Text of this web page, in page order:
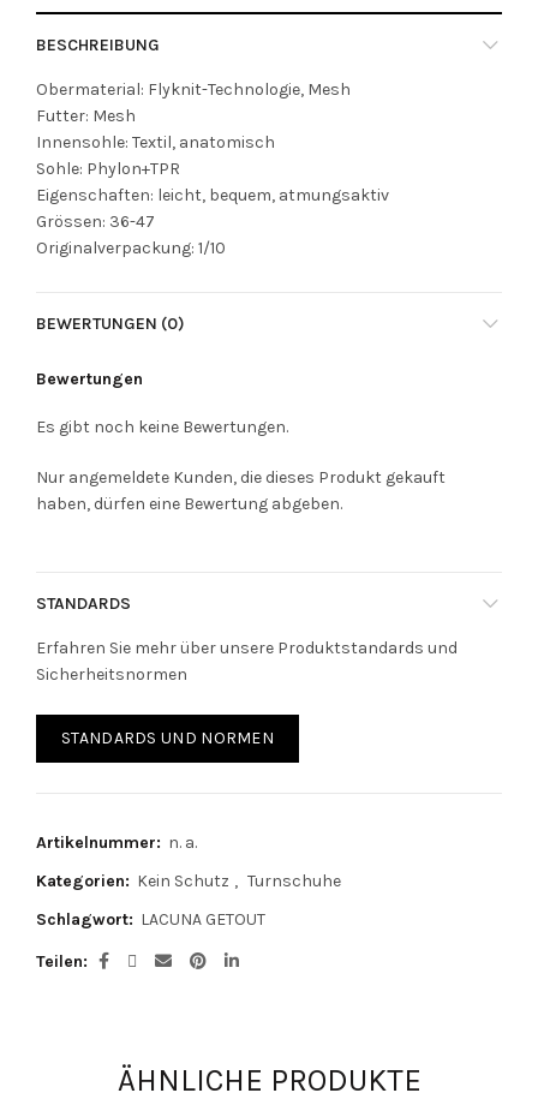
BESCHREIBUNG
Obermaterial: Flyknit-Technologie, Mesh
Futter: Mesh
Innensohle: Textil, anatomisch
Sohle: Phylon+TPR
Eigenschaften: leicht, bequem, atmungsaktiv
Grössen: 36-47
Originalverpackung: 1/10
BEWERTUNGEN (0)
Bewertungen
Es gibt noch keine Bewertungen.
Nur angemeldete Kunden, die dieses Produkt gekauft
haben, dürfen eine Bewertung abgeben.
STANDARDS
Erfahren Sie mehr über unsere Produktstandards und
Sicherheitsnormen
STANDARDS UND NORMEN
Artikelnummer: n. a.
Kategorien: Kein Schutz , Turnschuhe
Schlagwort: LACUNA GETOUT
Teilen
ÄHNLICHE PRODUKTE